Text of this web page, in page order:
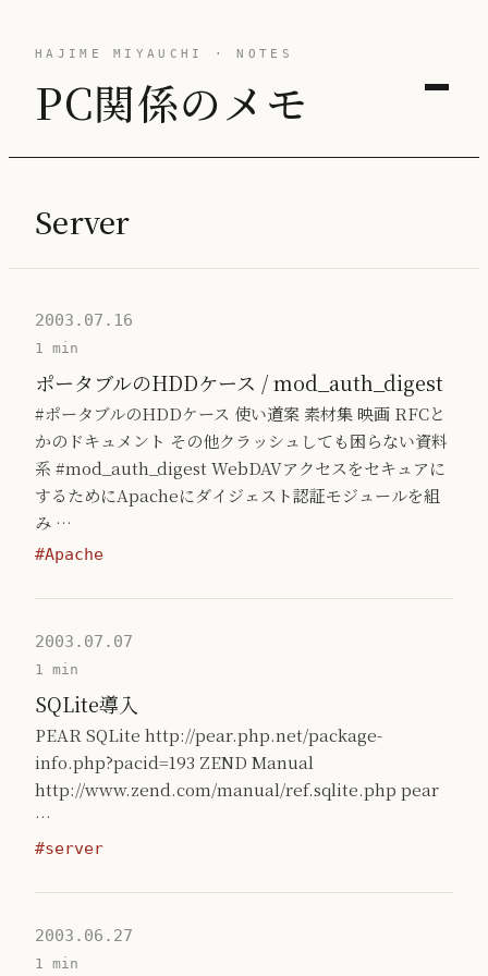
HAJIME MIYAUCHI · NOTES
PC関係のメモ
Server
2003.07.16
1 min
ポータブルのHDDケース / mod_auth_digest
#ポータブルのHDDケース 使い道案 素材集 映画 RFCと
かのドキュメント その他クラッシュしても困らない資料
系 #mod_auth_digest WebDAVアクセスをセキュアに
するためにApacheにダイジェスト認証モジュールを組
み …
#Apache
2003.07.07
1 min
SQLite導入
PEAR SQLite http://pear.php.net/package-
info.php?pacid=193 ZEND Manual
http://www.zend.com/manual/ref.sqlite.php pear
…
#server
2003.06.27
1 min